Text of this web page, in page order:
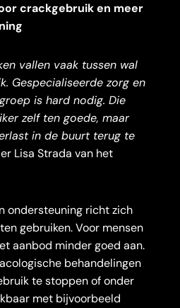
crackgebruiken meer
vallen vaak tussen wal
Gespecialiseerde zorg en
is hard nodig. Die
zelf ten goede, maar
in de buurt terug te
Lisa Strada van het
ondersteuning richt zich
gebruiken. Voor mensen
aanbod minder goed aan.
behandelingen
te stoppen of onder
met bijvoorbeeld